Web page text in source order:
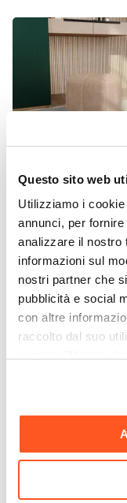
Questo sito web
Utilizziamo i
annunci, per
analizzare il nostro
informazioni sul
nostri partner che
pubblicità e social
con altre
raccolto dal suo
momento. Per
Altezza
95 cm
Altezza Seduta
44 cm
Altezza
Tessuto
Colore Seduta
Beige
Colore Gambe
Legno
Effetto
Effetto tessuto
Finitura
Braccioli
Densità
CODICE:
Pouf 45x40h cm in
micro teddy beige a
di fiore - Priscilla
€ 45,99